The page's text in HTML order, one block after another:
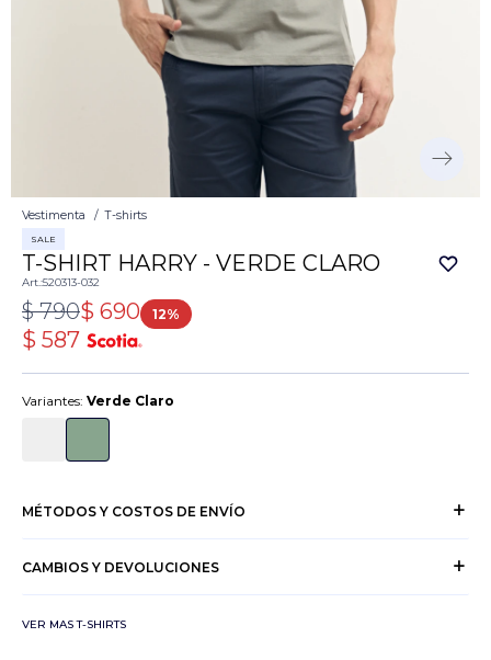
Vestimenta T-shirts
SALE
T-SHIRT HARRY - VERDE CLARO
520313-032
$ 690
$ 790 12
$ 587
Variantes: Verde Claro
MÉTODOS Y COSTOS DE ENVÍO
CAMBIOS Y DEVOLUCIONES
VER MAS T-SHIRTS